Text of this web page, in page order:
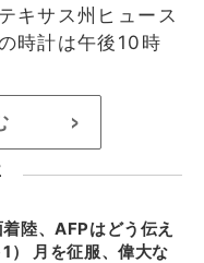
キサス州ヒュース
時計は午後10時
>
陸、AFPはどう伝え
） 月を征服、偉大な